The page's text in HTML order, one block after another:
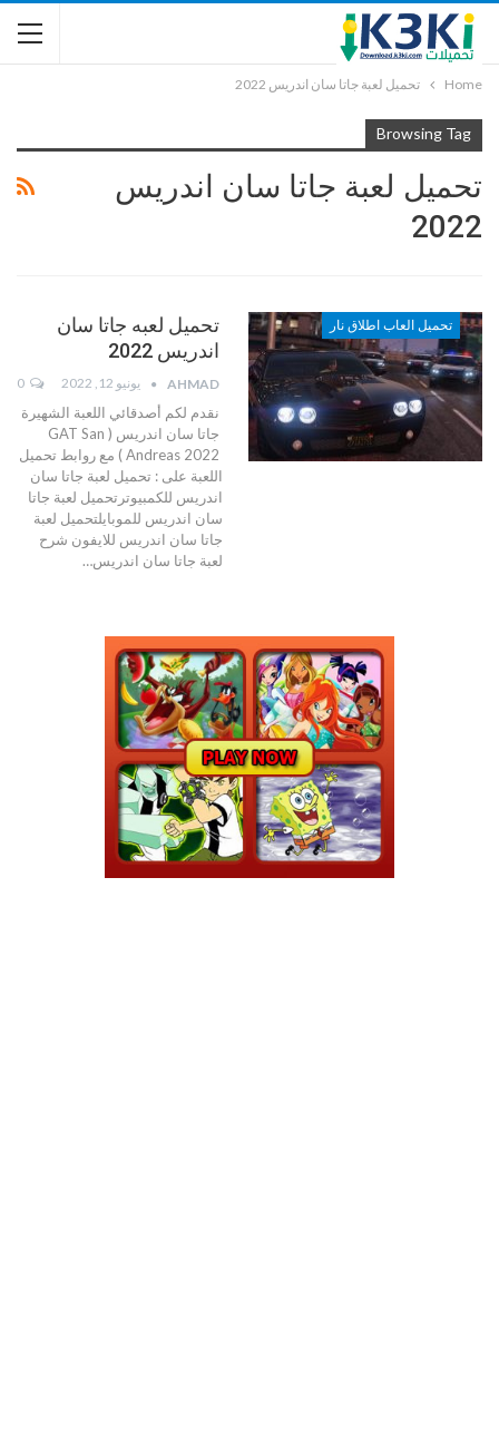
Home تحميل لعبة جاتا سان اندريس 2022
Browsing Tag
تحميل لعبة جاتا سان اندريس
2022
تحميل العاب اطلاق نار
تحميل لعبه جاتا سان
اندريس 2022
AHMAD يونيو 12, 2022
نقدم لكم أصدقائي اللعبة الشهيرة
جاتا سان اندريس ( GAT San
Andreas 2022 ) مع روابط تحميل
اللعبة على : تحميل لعبة جاتا سان
اندريس للكمبيوترتحميل لعبة جاتا
سان اندريس للموبايلتحميل لعبة
جاتا سان اندريس للايفون شرح
لعبة جاتا سان اندريس…